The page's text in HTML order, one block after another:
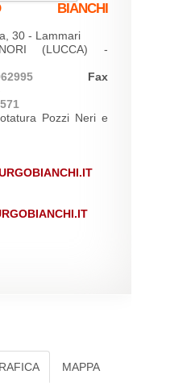
BIANCHI
30 - Lammari
(LUCCA) -
Fax
Pozzi Neri e
MAPPA